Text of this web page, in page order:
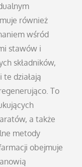
również
wśród
stawów i
składników,
działają
To
a także
metody
obejmuje